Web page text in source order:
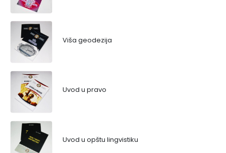
Viša geodezija
Uvod u pravo
Uvod u opštu lingvistiku